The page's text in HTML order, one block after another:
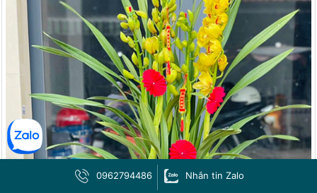
0962794486 Nhắn tin Zalo